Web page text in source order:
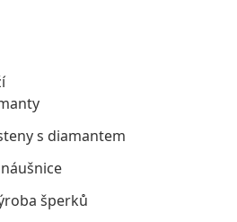
s diamantem
šperků